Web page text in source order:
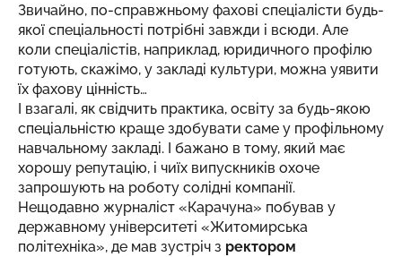
Звичайно, по-справжньому фахові спеціалісти будь-
якої спеціальності потрібні завжди і всюди. Але
коли спеціалістів, наприклад, юридичного профілю
готують, скажімо, у закладі культури, можна уявити
їх фахову цінність…
І взагалі, як свідчить практика, освіту за будь-якою
спеціальністю краще здобувати саме у профільному
навчальному закладі. І бажано в тому, який має
хорошу репутацію, і чиїх випускників охоче
запрошують на роботу солідні компанії.
Нещодавно журналіст «Карачуна» побував у
державному університеті «Житомирська
політехніка», де мав зустріч з ректором